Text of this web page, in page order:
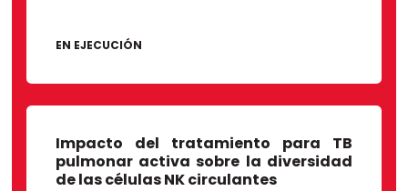
EN EJECUCIÓN
Impacto del tratamiento para TB
pulmonar activa sobre la diversidad
de las células NK circulantes